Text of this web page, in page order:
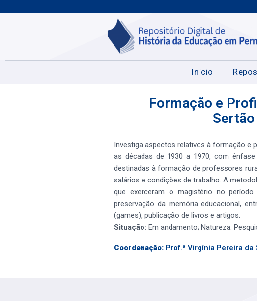
Início
Formação e
Investiga aspectos relativos à formação e
as décadas de 1930 a 1970, com
destinadas à formação de professores
salários e condições de trabalho. A
que exerceram o magistério no
preservação da memória educacional,
(games), publicação de livros e artigos.
Situação: Em andamento; Natureza:
Coordenação: Prof.ª Virgínia Pereira da